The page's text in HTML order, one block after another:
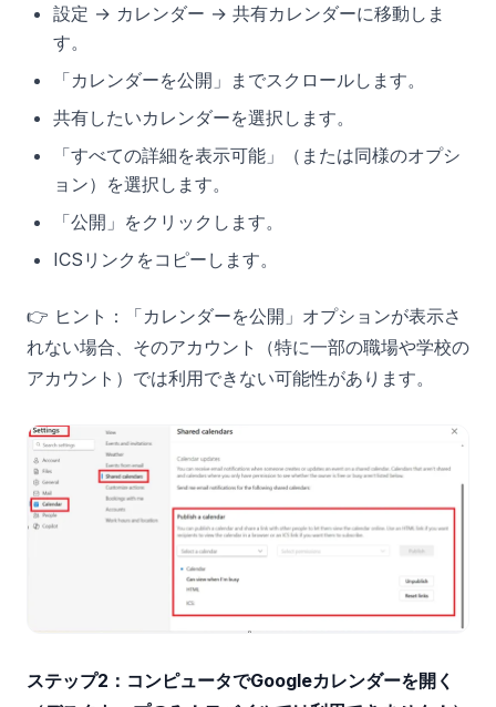
設定 → カレンダー → 共有カレンダーに移動しま
す。
「カレンダーを公開」までスクロールします。
共有したいカレンダーを選択します。
「すべての詳細を表示可能」（または同様のオプシ
ョン）を選択します。
「公開」をクリックします。
ICSリンクをコピーします。
👉 ヒント：「カレンダーを公開」オプションが表示さ
れない場合、そのアカウント（特に一部の職場や学校の
アカウント）では利用できない可能性があります。
ステップ2：コンピュータでGoogleカレンダーを開く